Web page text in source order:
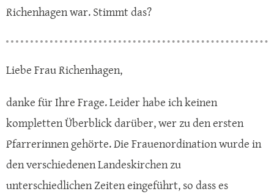
Richenhagen war. Stimmt das?
Liebe Frau Richenhagen,
danke für Ihre Frage. Leider habe ich keinen
kompletten Überblick darüber, wer zu den ersten
Pfarrerinnen gehörte. Die Frauenordination wurde in
den verschiedenen Landeskirchen zu
unterschiedlichen Zeiten eingeführt, so dass es